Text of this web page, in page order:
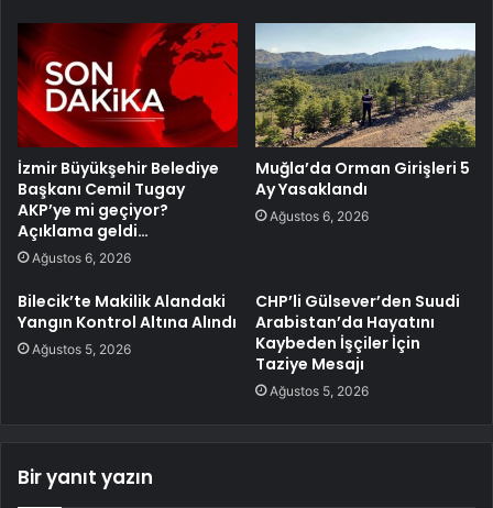
İzmir Büyükşehir Belediye
Başkanı Cemil Tugay
AKP’ye mi geçiyor?
Açıklama geldi…
Ağustos 6, 2026
Muğla’da Orman Girişleri 5
Ay Yasaklandı
Ağustos 6, 2026
Bilecik’te Makilik Alandaki
Yangın Kontrol Altına Alındı
Ağustos 5, 2026
CHP’li Gülsever’den Suudi
Arabistan’da Hayatını
Kaybeden İşçiler İçin
Taziye Mesajı
Ağustos 5, 2026
Bir yanıt yazın